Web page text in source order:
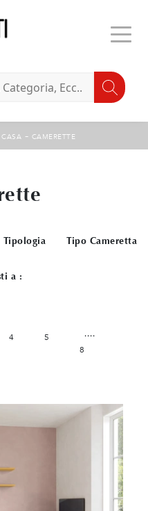
- CAMERETTE
Tipologia Tipo Cameretta
a :
4 5 ....
8